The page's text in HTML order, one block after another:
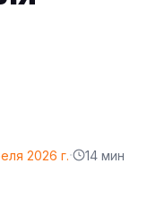
2026 г.· 14 мин